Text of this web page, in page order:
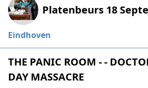
Platenbeurs 18
Eindhoven
THE PANIC ROOM - -
DAY MASSACRE